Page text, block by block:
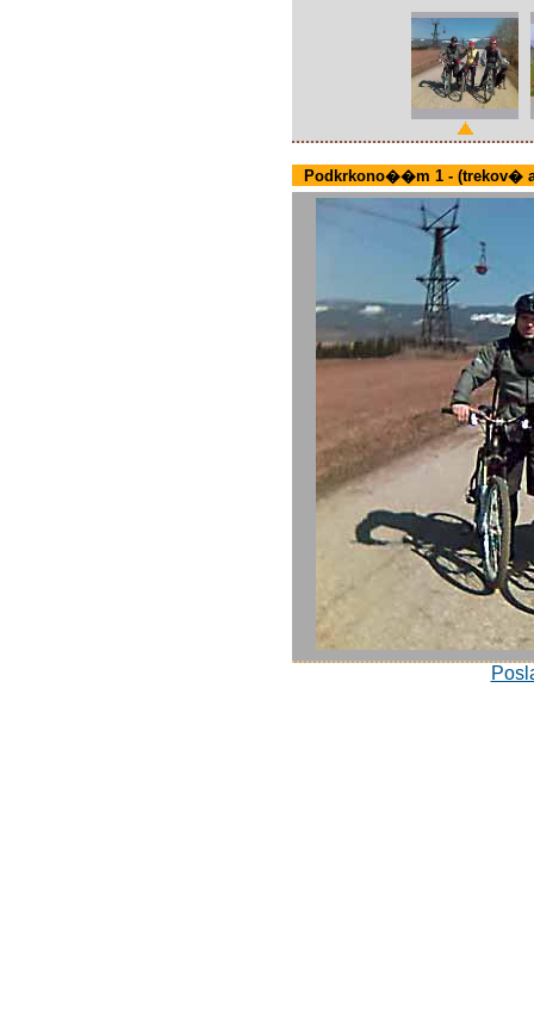
Podkrkono��m 1 - (trekov�